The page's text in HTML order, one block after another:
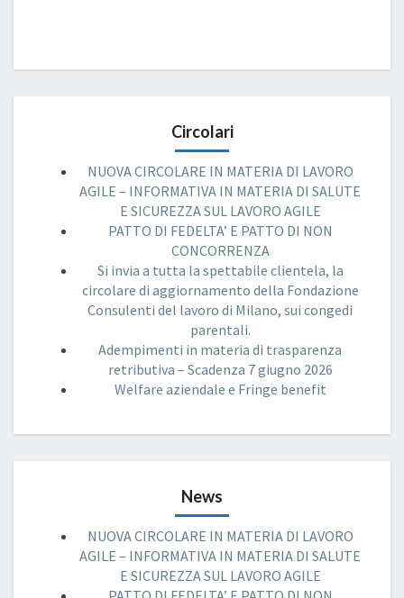
Circolari
NUOVA CIRCOLARE IN MATERIA DI LAVORO
AGILE – INFORMATIVA IN MATERIA DI SALUTE
E SICUREZZA SUL LAVORO AGILE
PATTO DI FEDELTA’ E PATTO DI NON
CONCORRENZA
Si invia a tutta la spettabile clientela, la
circolare di aggiornamento della Fondazione
Consulenti del lavoro di Milano, sui congedi
parentali.
Adempimenti in materia di trasparenza
retributiva – Scadenza 7 giugno 2026
Welfare aziendale e Fringe benefit
News
NUOVA CIRCOLARE IN MATERIA DI LAVORO
AGILE – INFORMATIVA IN MATERIA DI SALUTE
E SICUREZZA SUL LAVORO AGILE